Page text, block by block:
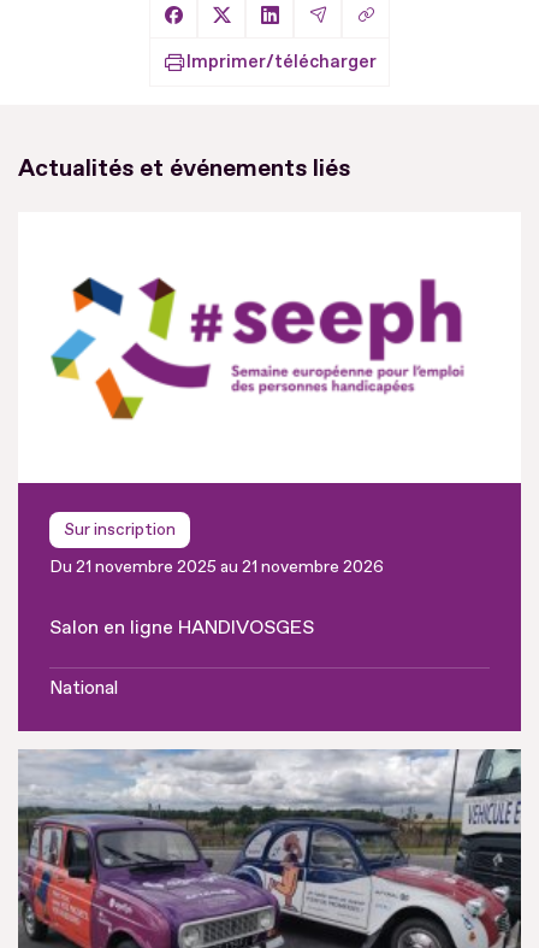
Partager sur Facebook
Partager sur X
Partager sur LinkedIn
Partager par Email
Copier le lien
Imprimer/télécharger
Actualités et événements liés
Sur inscription
Du 21 novembre 2025 au 21 novembre 2026
Salon en ligne HANDIVOSGES
National